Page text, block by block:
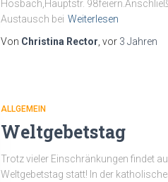
Hösbach,Hauptstr.
Austausch bei Weiterlesen
Von Christina Rector, vor 3 Jahren
ALLGEMEIN
Weltgebetstag
Trotz vieler Einschränkungen findet
Weltgebetstag statt! In der